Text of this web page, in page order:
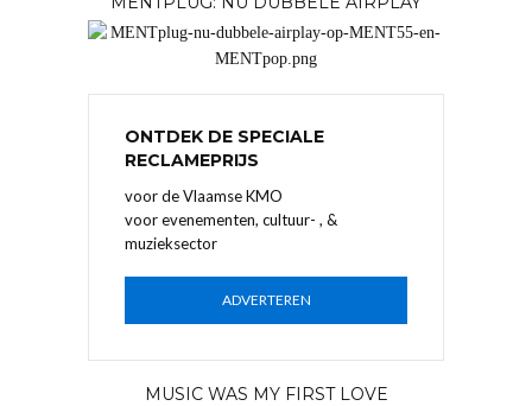
ONTDEK DE SPECIALE
RECLAMEPRIJS
voor de Vlaamse KMO
voor evenementen, cultuur- , &
muzieksector
ADVERTEREN
MUSIC WAS MY FIRST LOVE